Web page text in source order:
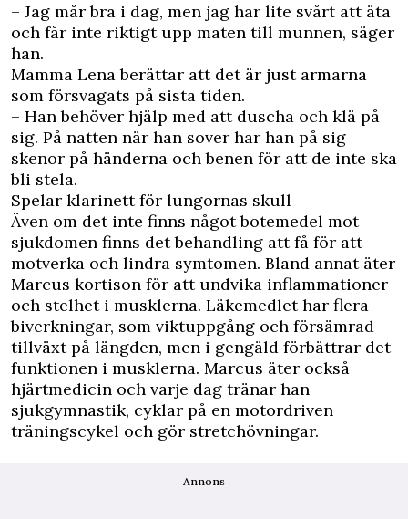
– Jag mår bra i dag, men jag har lite svårt att äta
och får inte riktigt upp maten till munnen, säger
han.
Mamma Lena berättar att det är just armarna
som försvagats på sista tiden.
– Han behöver hjälp med att duscha och klä på
sig. På natten när han sover har han på sig
skenor på händerna och benen för att de inte ska
bli stela.
Spelar klarinett för lungornas skull
Även om det inte finns något botemedel mot
sjukdomen finns det behandling att få för att
motverka och lindra symtomen. Bland annat äter
Marcus kortison för att undvika inflammationer
och stelhet i musklerna. Läkemedlet har flera
biverkningar, som viktuppgång och försämrad
tillväxt på längden, men i gengäld förbättrar det
funktionen i musklerna. Marcus äter också
hjärtmedicin och varje dag tränar han
sjukgymnastik, cyklar på en motordriven
träningscykel och gör stretchövningar.
Annons